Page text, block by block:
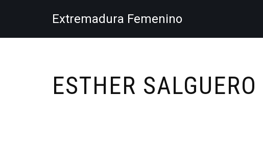
al
Extremadura Femenino
ESTHER SALGUERO